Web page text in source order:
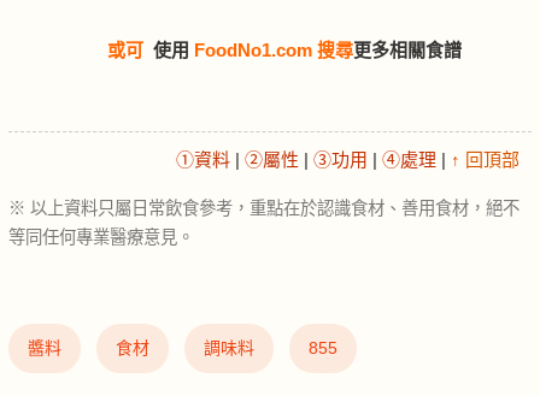
或可 使用 FoodNo1.com 搜尋更多相關食譜
①資料 | ②屬性 | ③功用 | ④處理 | ↑ 回頂部
※ 以上資料只屬日常飲食參考，重點在於認識食材、善用食材，絕不
等同任何專業醫療意見。
醬料 食材 調味料 855